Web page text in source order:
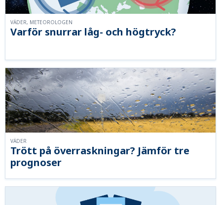
Varför snurrar låg- och högtryck?
VÄDER, METEOROLOGEN
Trött på överraskningar? Jämför tre
prognoser
VÄDER